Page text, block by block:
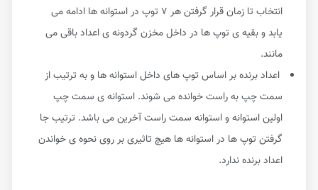
انتخاب تا زمان قرار گرفتن هر ۷ توپ در استوانه ها ادامه می
یابد و بقیه ی توپ ها در داخل مخزن گردونه ی اعداد باقی می
مانند.
اعداد برنده بر اساس توپ های داخل استوانه ها و به ترتیب از
سمت چپ به راست خوانده می شوند. استوانه ی سمت چپ
اولین استوانه و استوانه سمت راست آخرین می باشد. ترتیب جا
گرفتن توپ ها در استوانه ها هیچ تاثیری بر روی نحوه ی خواندن
اعداد برنده ندارد.